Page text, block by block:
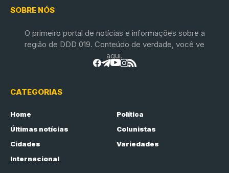
SOBRE NÓS
O primeiro portal de notícias e informações sobre a
região de DDD 019. Conteúdo de verdade, você ve
aqui.
CATEGORIAS
Home
Política
Últimas notícias
Colunistas
Cidades
Variedades
Internacional